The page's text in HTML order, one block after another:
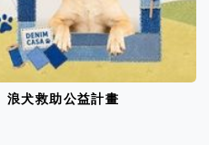
浪犬救助公益計畫